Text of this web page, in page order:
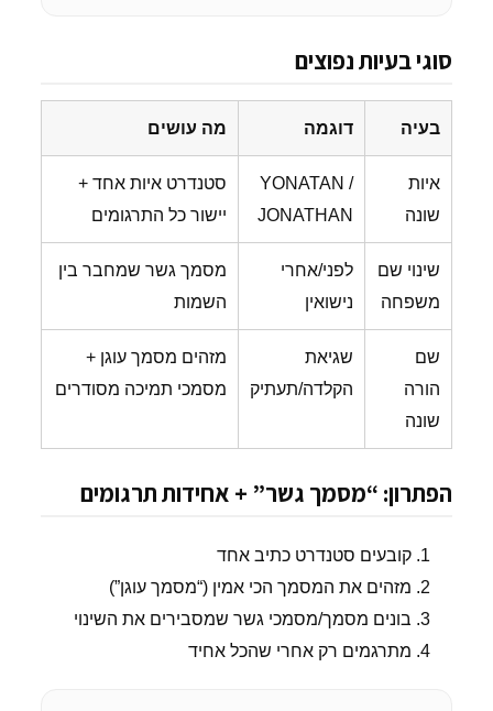
סוגי בעיות נפוצים
בעיה דוגמה מה עושים
איות
שונה
YONATAN /
JONATHAN
סטנדרט איות אחד +
יישור כל התרגומים
שינוי שם
משפחה
לפני/אחרי
נישואין
מסמך גשר שמחבר בין
השמות
שם
הורה
שונה
שגיאת
הקלדה/תעתיק
מזהים מסמך עוגן +
מסמכי תמיכה מסודרים
הפתרון: “מסמך גשר” + אחידות תרגומים
קובעים סטנדרט כתיב אחד
מזהים את המסמך הכי אמין (“מסמך עוגן”)
בונים מסמך/מסמכי גשר שמסבירים את השינוי
מתרגמים רק אחרי שהכל אחיד